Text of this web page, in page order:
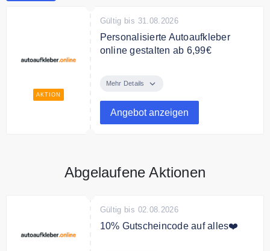
AKTION
Gültig bis 31.08.2026
Personalisierte Autoaufkleber
online gestalten ab 6,99€
ab 6,99€ online gestalten.
Mehr Details
Angebot anzeigen
Abgelaufene Aktionen
Gültig bis 02.08.2026
10% Gutscheincode auf alles❤️